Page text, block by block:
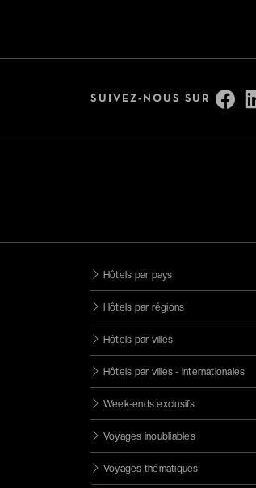
SUIVEZ-NOUS SUR
Hôtels par pays
Hôtels par régions
Hôtels par villes
Hôtels par villes - internationales
Week-ends exclusifs
Voyages inoubliables
Voyages thématiques